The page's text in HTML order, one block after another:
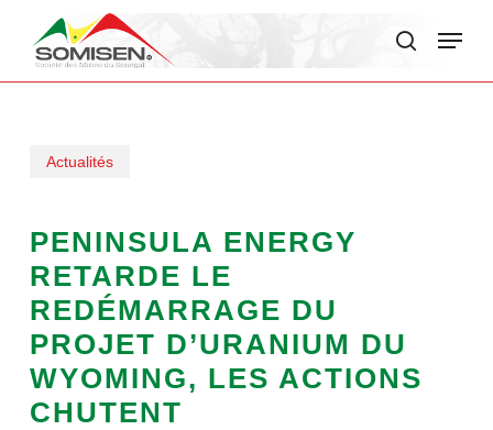
Menu
Actualités
PENINSULA ENERGY
RETARDE LE
REDÉMARRAGE DU
PROJET D’URANIUM DU
WYOMING, LES ACTIONS
CHUTENT